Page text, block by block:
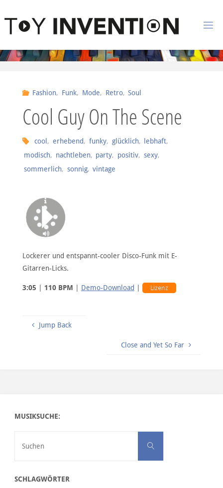
O
Y
Fashion, Funk, Mode, Retro, Soul
Cool Guy On The Scene
cool , erhebend, funky, glücklich, lebhaft,
modisch, nachtleben, party, positiv, sexy,
sommerlich, sonnig, vintage
Lockerer und entspannt-cooler Disco-Funk mit E-
Gitarren-Licks.
3:05 110 BPM Demo-Download Lizenz
Jump Back
Close and Yet So Far
MUSIKSUCHE:
Suchen
SCHLAGWÖRTER